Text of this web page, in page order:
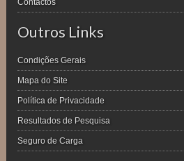
Contactos
Outros Links
Condições Gerais
Mapa do Site
Política de Privacidade
Resultados de Pesquisa
Seguro de Carga